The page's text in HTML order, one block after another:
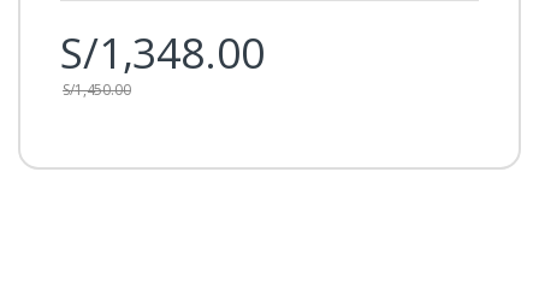
S/1,348.00
S/1,450.00